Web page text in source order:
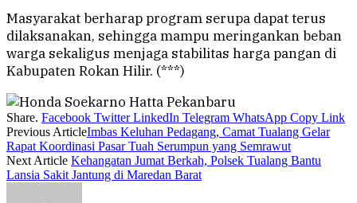
Masyarakat berharap program serupa dapat terus
dilaksanakan, sehingga mampu meringankan beban
warga sekaligus menjaga stabilitas harga pangan di
Kabupaten Rokan Hilir. (***)
Share. Facebook Twitter LinkedIn Telegram WhatsApp Copy Link
Previous ArticleImbas Keluhan Pedagang, Camat Tualang Gelar
Rapat Koordinasi Pasar Tuah Serumpun yang Semrawut
Next Article Kehangatan Jumat Berkah, Polsek Tualang Bantu
Lansia Sakit Jantung di Maredan Barat